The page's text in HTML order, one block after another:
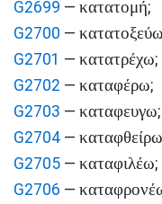
G2699 — κατατομή;
G2700 — κατατοξεύω
G2701 — κατατρέχω;
G2702 — καταφέρω;
G2703 — καταφευγω;
G2704 — καταφθείρω
G2705 — καταφιλέω;
G2706 —